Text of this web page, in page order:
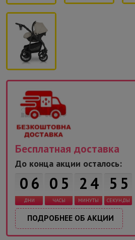
Бесплатная доставка
До конца акции осталось:
0 6
ДНИ
0 5
ЧАСЫ
2 4
МИНУТЫ
5
5
СЕКУНДЫ
ПОДРОБНЕЕ ОБ АКЦИИ